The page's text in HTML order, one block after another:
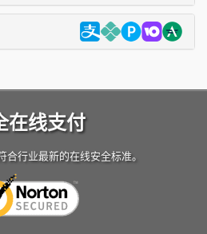
在线支付
合行业最新的在线安全标准。